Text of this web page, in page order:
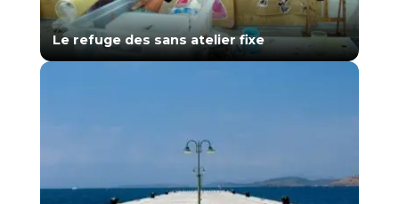
Le refuge des sans atelier fixe